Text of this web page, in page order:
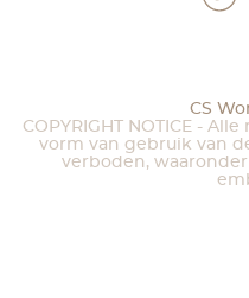
CS
COPYRIGHT NOTICE -
vorm van gebruik van
verboden,